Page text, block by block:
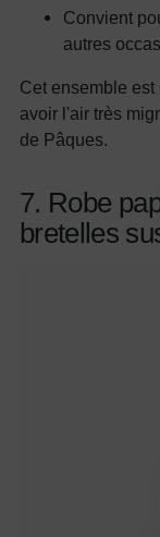
Convient
autres
Cet ensemble
avoir l'air très
de Pâques.
7. Robe
bretelles